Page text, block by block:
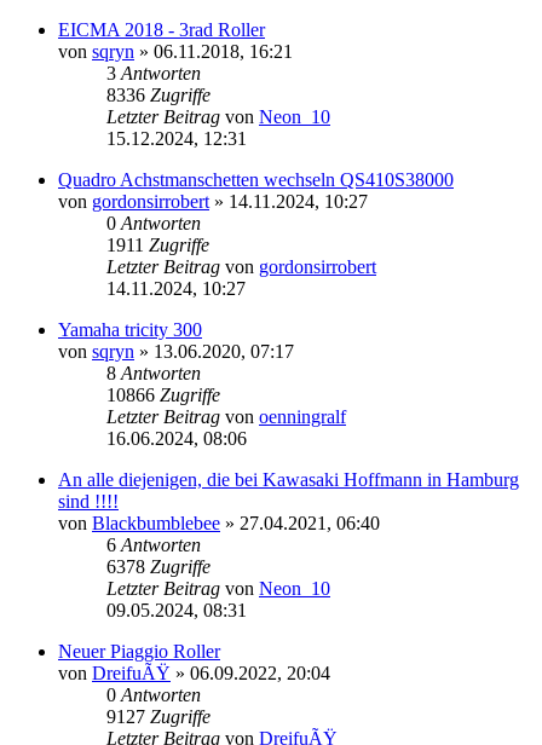
EICMA 2018 - 3rad Roller
von sqryn » 06.11.2018, 16:21
3 Antworten
8336 Zugriffe
Letzter Beitrag von Neon_10
15.12.2024, 12:31
Quadro Achstmanschetten wechseln QS410S38000
von gordonsirrobert » 14.11.2024, 10:27
0 Antworten
1911 Zugriffe
Letzter Beitrag von gordonsirrobert
14.11.2024, 10:27
Yamaha tricity 300
von sqryn » 13.06.2020, 07:17
8 Antworten
10866 Zugriffe
Letzter Beitrag von oenningralf
16.06.2024, 08:06
An alle diejenigen, die bei Kawasaki Hoffmann in Hamburg
sind !!!!
von Blackbumblebee » 27.04.2021, 06:40
6 Antworten
6378 Zugriffe
Letzter Beitrag von Neon_10
09.05.2024, 08:31
Neuer Piaggio Roller
von DreifuÃŸ » 06.09.2022, 20:04
0 Antworten
9127 Zugriffe
Letzter Beitrag von DreifuÃŸ